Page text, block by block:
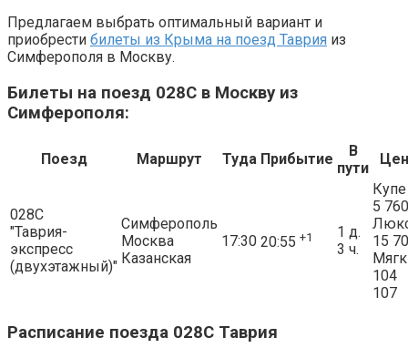
Предлагаем выбрать оптимальный вариант и
приобрести билеты из Крыма на поезд Таврия из
Симферополя в Москву.
Билеты на поезд 028С в Москву из
Симферополя:
Поезд Маршрут Туда Прибытие
В
пути
028С
"Таврия-
экспресс
(двухэтажный)"
Симферополь
Москва
Казанская
17:30 20:55 +1
1 д.
3 ч.
Купе
5 760
15
104
107
Расписание поезда 028С Таврия